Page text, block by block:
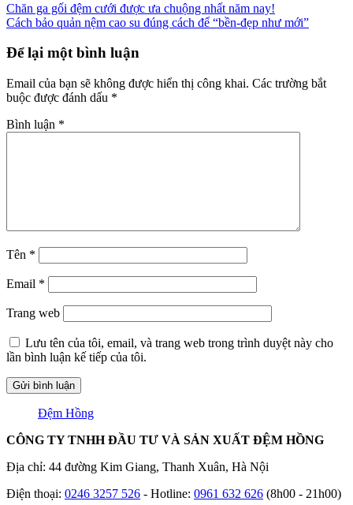
Chăn ga gối đệm cưới được ưa chuộng nhất năm nay!
Cách bảo quản nệm cao su đúng cách để “bền-đẹp như mới”
Để lại một bình luận
Email của bạn sẽ không được hiển thị công khai. Các trường bắt
buộc được đánh dấu *
Bình luận *
Tên *
Email *
Trang web
Lưu tên của tôi, email, và trang web trong trình duyệt này cho
lần bình luận kế tiếp của tôi.
Đệm Hồng
CÔNG TY TNHH ĐẦU TƯ VÀ SẢN XUẤT ĐỆM HỒNG
Địa chỉ: 44 đường Kim Giang, Thanh Xuân, Hà Nội
Điện thoại: 0246 3257 526 - Hotline: 0961 632 626 (8h00 - 21h00)